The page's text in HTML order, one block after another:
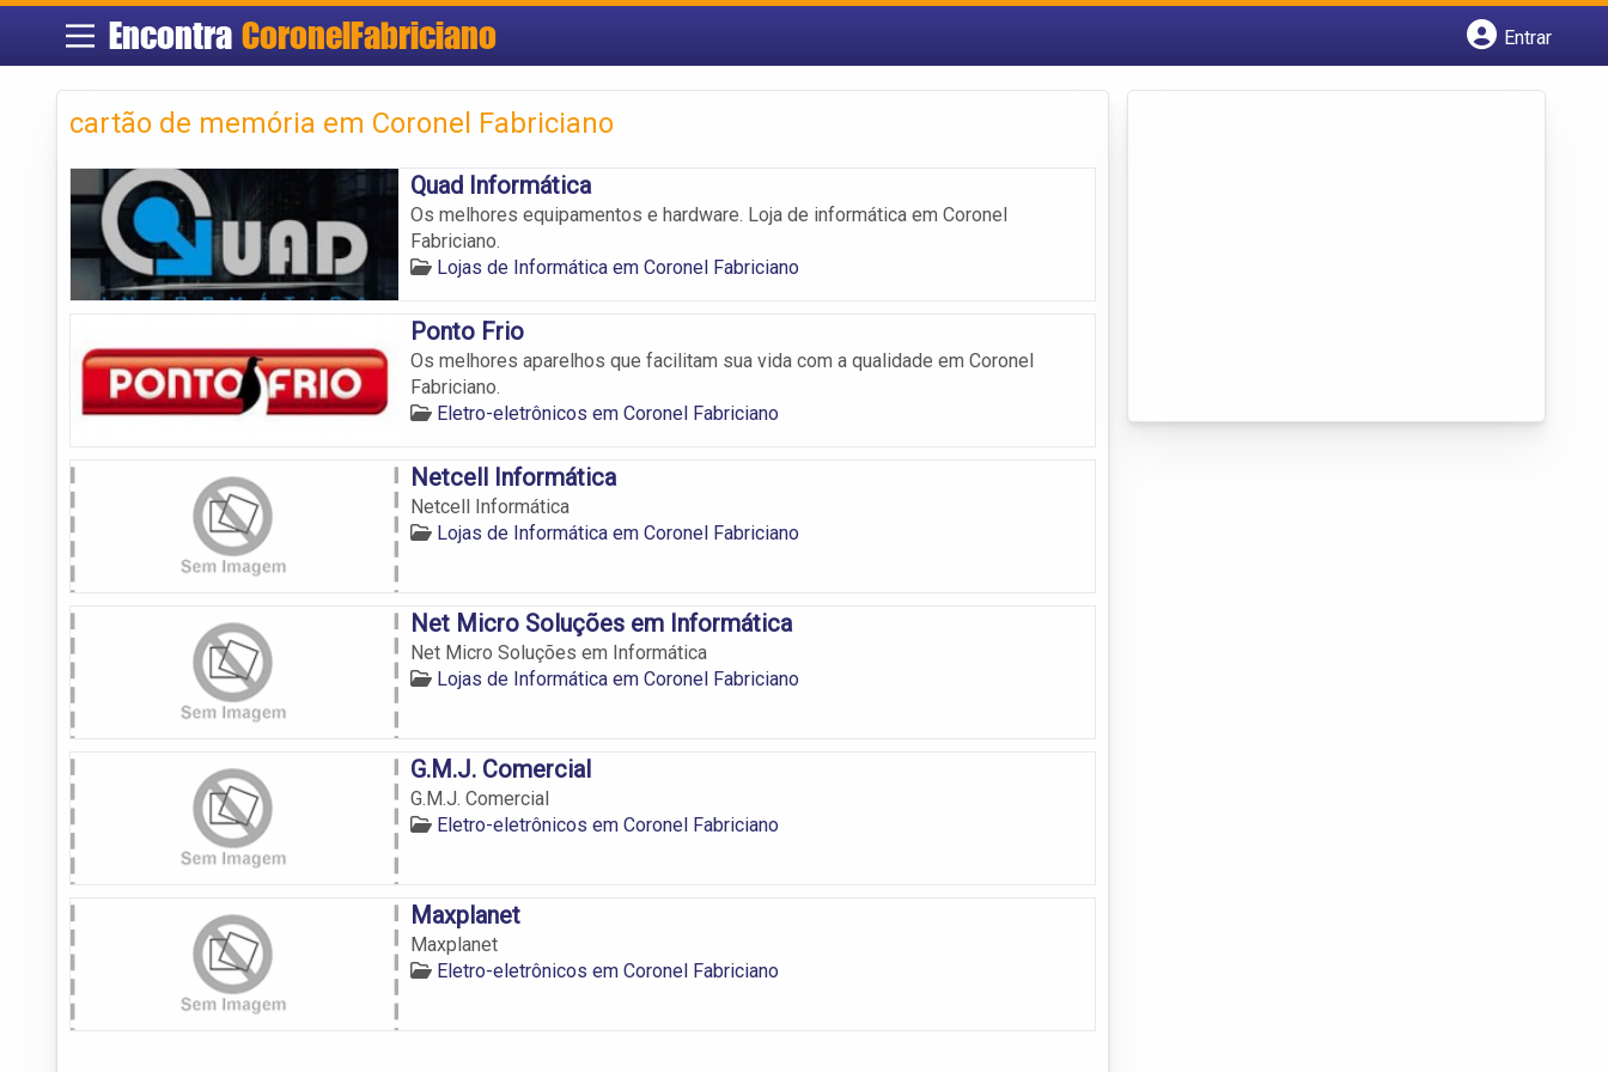
Encontra CoronelFabriciano
Entrar
cartão de memória em Coronel Fabriciano
Quad Informática
Os melhores equipamentos e hardware. Loja de informática em Coronel
Fabriciano.
Lojas de Informática em Coronel Fabriciano
Ponto Frio
Os melhores aparelhos que facilitam sua vida com a qualidade em Coronel
Fabriciano.
Eletro-eletrônicos em Coronel Fabriciano
Netcell Informática
Netcell Informática
Lojas de Informática em Coronel Fabriciano
Net Micro Soluções em Informática
Net Micro Soluções em Informática
Lojas de Informática em Coronel Fabriciano
G.M.J. Comercial
G.M.J. Comercial
Eletro-eletrônicos em Coronel Fabriciano
Maxplanet
Maxplanet
Eletro-eletrônicos em Coronel Fabriciano